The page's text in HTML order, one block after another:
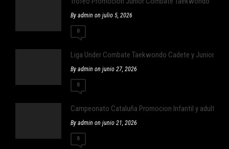
By admin on julio 5, 2026
0
Liga Under Combate Taekwondo Cadete y Junior
By admin on junio 27, 2026
0
Campeonato Cataluña Promocion Infantil y adulto
By admin on junio 21, 2026
0